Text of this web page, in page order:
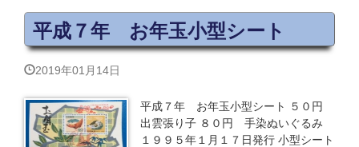
平成７年 お年玉小型シート
2019年01月14日
平成７年 お年玉小型シート ５０円
出雲張り子 ８０円 手染ぬいぐるみ
１９９５年１月１７日発行 小型シート